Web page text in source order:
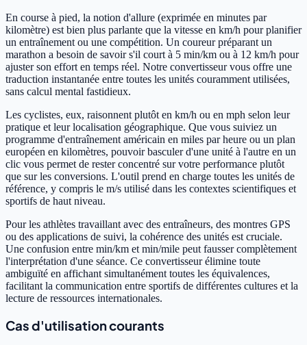
En course à pied, la notion d'allure (exprimée en minutes par
kilomètre) est bien plus parlante que la vitesse en km/h pour planifier
un entraînement ou une compétition. Un coureur préparant un
marathon a besoin de savoir s'il court à 5 min/km ou à 12 km/h pour
ajuster son effort en temps réel. Notre convertisseur vous offre une
traduction instantanée entre toutes les unités couramment utilisées,
sans calcul mental fastidieux.
Les cyclistes, eux, raisonnent plutôt en km/h ou en mph selon leur
pratique et leur localisation géographique. Que vous suiviez un
programme d'entraînement américain en miles par heure ou un plan
européen en kilomètres, pouvoir basculer d'une unité à l'autre en un
clic vous permet de rester concentré sur votre performance plutôt
que sur les conversions. L'outil prend en charge toutes les unités de
référence, y compris le m/s utilisé dans les contextes scientifiques et
sportifs de haut niveau.
Pour les athlètes travaillant avec des entraîneurs, des montres GPS
ou des applications de suivi, la cohérence des unités est cruciale.
Une confusion entre min/km et min/mile peut fausser complètement
l'interprétation d'une séance. Ce convertisseur élimine toute
ambiguïté en affichant simultanément toutes les équivalences,
facilitant la communication entre sportifs de différentes cultures et la
lecture de ressources internationales.
Cas d'utilisation courants